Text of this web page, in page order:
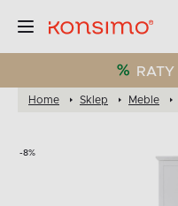
Home Sklep Meble
-8%